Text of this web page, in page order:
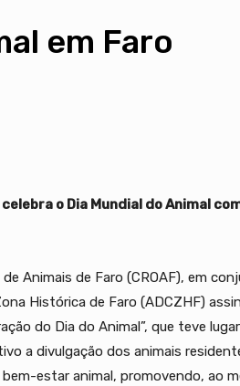
em Faro
o Dia Mundial do Animal
Animais de Faro (CROAF), em
Histórica de Faro (ADCZHF)
do Dia do Animal”, que teve
a divulgação dos animais
estar animal, promovendo, ao